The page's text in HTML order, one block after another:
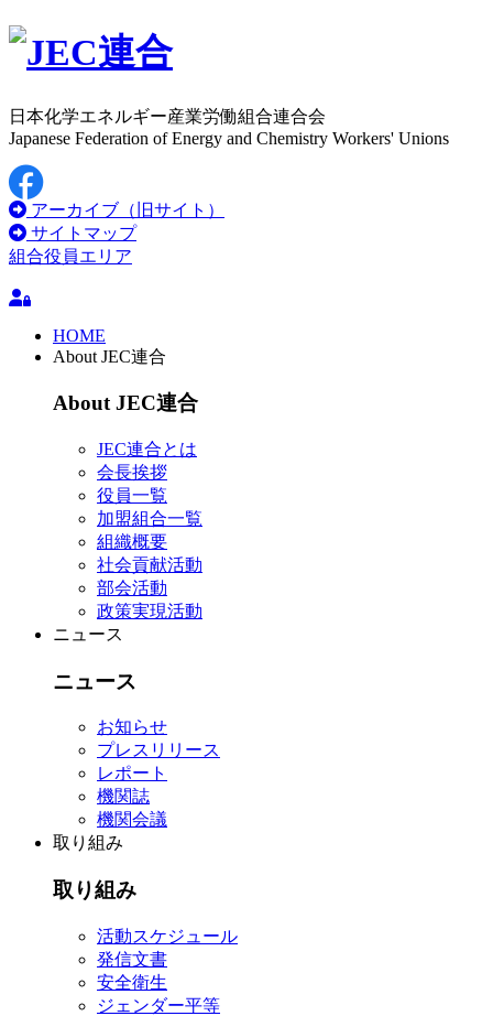
日本化学エネルギー産業労働組合連合会
Japanese Federation of Energy and Chemistry Workers' Unions
アーカイブ（旧サイト）
サイトマップ
組合役員エリア
HOME
About JEC連合
About JEC連合
JEC連合とは
会長挨拶
役員一覧
加盟組合一覧
組織概要
社会貢献活動
部会活動
政策実現活動
ニュース
ニュース
お知らせ
プレスリリース
レポート
機関誌
機関会議
取り組み
取り組み
活動スケジュール
発信文書
安全衛生
ジェンダー平等